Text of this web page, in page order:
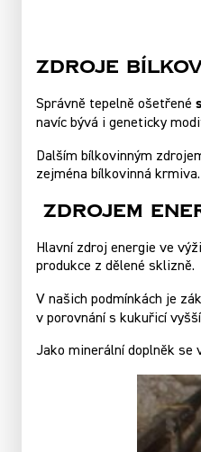
Zdroje
Správně tepelně ošetřené
navíc bývá i geneticky
Dalším bílkovinným
zejména bílkovinná krmiva.
Zdrojem
Hlavní zdroj energie ve
produkce z dělené sklizně.
V našich podmínkách je
v porovnání s kukuřicí
Jako minerální doplněk se